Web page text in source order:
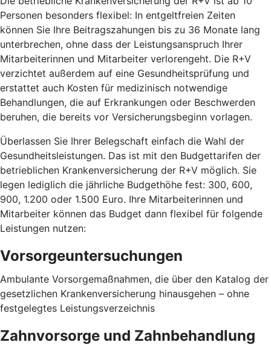
Personen besonders flexibel: In entgeltfreien Zeiten
können Sie Ihre Beitragszahungen bis zu 36 Monate lang
unterbrechen, ohne dass der Leistungsanspruch Ihrer
Mitarbeiterinnen und Mitarbeiter verlorengeht. Die R+V
verzichtet außerdem auf eine Gesundheitsprüfung und
erstattet auch Kosten für medizinisch notwendige
Behandlungen, die auf Erkrankungen oder Beschwerden
beruhen, die bereits vor Versicherungsbeginn vorlagen.
Überlassen Sie Ihrer Belegschaft einfach die Wahl der
Gesundheitsleistungen. Das ist mit den Budgettarifen der
betrieblichen Krankenversicherung der R+V möglich. Sie
legen lediglich die jährliche Budgethöhe fest: 300, 600,
900, 1.200 oder 1.500 Euro. Ihre Mitarbeiterinnen und
Mitarbeiter können das Budget dann flexibel für folgende
Leistungen nutzen:
Vorsorgeuntersuchungen
Ambulante Vorsorgemaßnahmen, die über den Katalog der
gesetzlichen Krankenversicherung hinausgehen – ohne
festgelegtes Leistungsverzeichnis
Zahnvorsorge und Zahnbehandlung